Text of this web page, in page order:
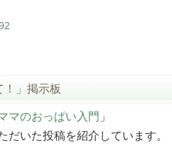
！」掲示板
マのおっぱい入門 」
いた投稿を紹介しています。